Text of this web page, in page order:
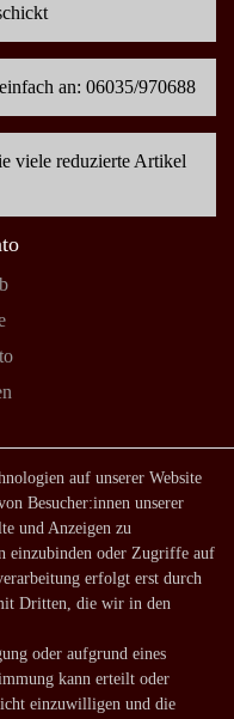
an: 06035/970688
viele reduzierte Artikel
-kosten
auf unserer Website
Besucher:innen unserer
und Anzeigen zu
einzubinden oder Zugriffe auf
erfolgt erst durch
Dritten, die wir in den
oder aufgrund eines
kann erteilt oder
einzuwilligen und die